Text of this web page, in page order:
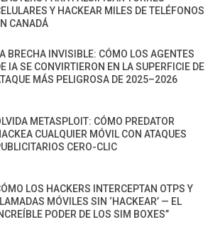
Y HACKEAR MILES DE TELÉFONOS
CANADÁ
BRECHA INVISIBLE: CÓMO LOS AGENTES
IA SE CONVIRTIERON EN LA SUPERFICIE DE
MÁS PELIGROSA DE 2025–2026
METASPLOIT: CÓMO PREDATOR
CUALQUIER MÓVIL CON ATAQUES
CERO-CLIC
LOS HACKERS INTERCEPTAN OTPS Y
MÓVILES SIN ‘HACKEAR’ — EL
PODER DE LOS SIM BOXES”